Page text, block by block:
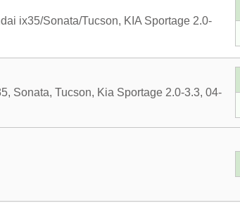
ix35/Sonata/Tucson, KIA Sportage 2.0-
Sonata, Tucson, Kia Sportage 2.0-3.3, 04-